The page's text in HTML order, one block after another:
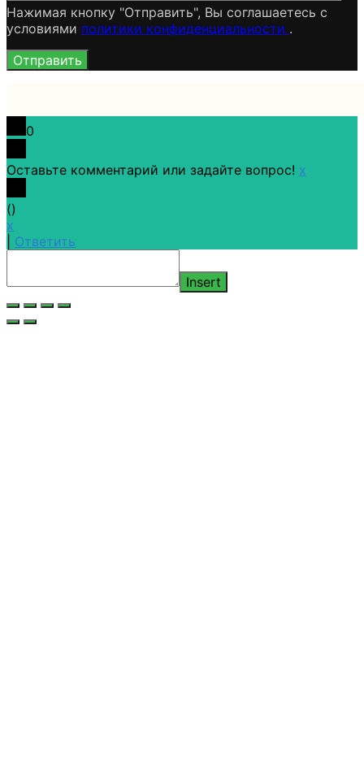
Нажимая кнопку "Отправить", Вы соглашаетесь c
условиями политики конфиденциальности .
0
Оставьте комментарий или задайте вопрос! x
()
x
Ответить
Insert